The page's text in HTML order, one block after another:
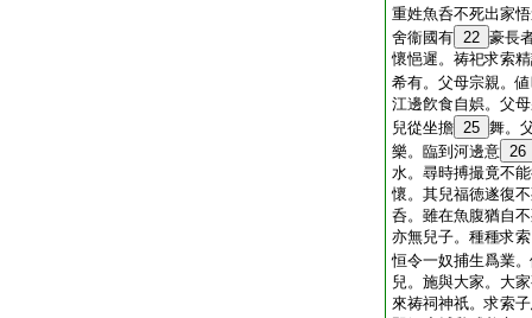
重姓魚呑不死出家
舍衞國有 22 豪長
懷悒遲。祷祀求索
希有。父母宗親。
江邊飮食自娯。父
兒從坐擔 25 舞。
樂。臨到河邊意 26
水。尋時搏撮竟不
懷。其兒福徳遂復
呑。雖在魚腹猶自
亦無兒子。種種求
恒令一奴捕生爲業
兒。施與大家。大
來祷祠神祇。求索